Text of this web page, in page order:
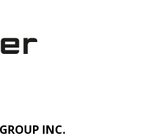
INC.